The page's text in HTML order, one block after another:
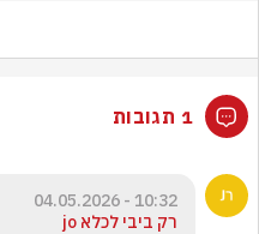
1 תגובות
10:32 - 04.05.2026
רק ביבי לכלא jo